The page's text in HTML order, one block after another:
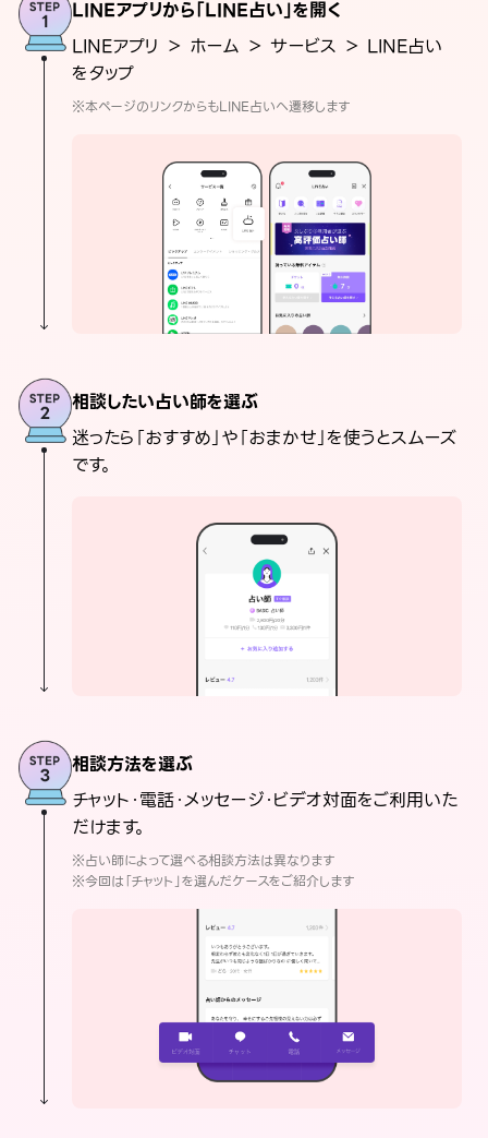
LINEアプリから「LINE占い」を開く
LINEアプリ ＞ ホーム ＞ サービス ＞ LINE占い
をタップ
※本ページのリンクからもLINE占いへ遷移します
相談したい占い師を選ぶ
迷ったら「おすすめ」や「おまかせ」を使うとスムーズ
です。
相談方法を選ぶ
チャット・電話・メッセージ・ビデオ対面をご利用いた
だけます。
※占い師によって選べる相談方法は異なります
※今回は「チャット」を選んだケースをご紹介します